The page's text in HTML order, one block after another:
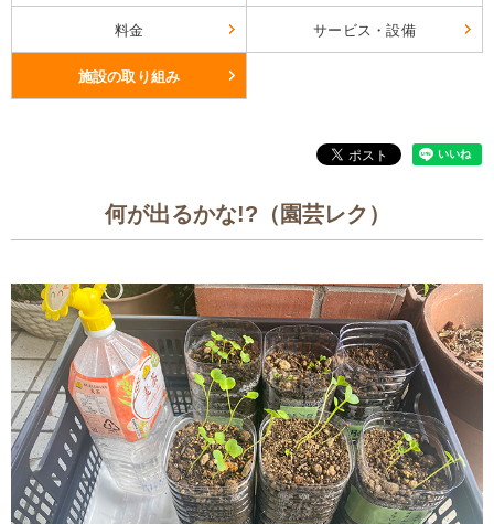
料金 サービス・設備
施設の取り組み
何が出るかな!?（園芸レク）